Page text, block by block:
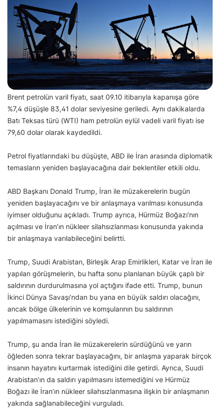
Brent petrolün varil fiyatı, saat 09.10 itibarıyla kapanışa göre
%7,4 düşüşle 83,41 dolar seviyesine geriledi. Aynı dakikalarda
Batı Teksas türü (WTI) ham petrolün eylül vadeli varil fiyatı ise
79,60 dolar olarak kaydedildi.
Petrol fiyatlarındaki bu düşüşte, ABD ile İran arasında diplomatik
temasların yeniden başlayacağına dair beklentiler etkili oldu.
ABD Başkanı Donald Trump, İran ile müzakerelerin bugün
yeniden başlayacağını ve bir anlaşmaya varılması konusunda
iyimser olduğunu açıkladı. Trump ayrıca, Hürmüz Boğazı’nın
açılması ve İran’ın nükleer silahsızlanması konusunda yakında
bir anlaşmaya varılabileceğini belirtti.
Trump, Suudi Arabistan, Birleşik Arap Emirlikleri, Katar ve İran ile
yapılan görüşmelerin, bu hafta sonu planlanan büyük çaplı bir
saldırının durdurulmasına yol açtığını ifade etti. Trump, bunun
İkinci Dünya Savaşı’ndan bu yana en büyük saldırı olacağını,
ancak bölge ülkelerinin ve komşularının bu saldırının
yapılmamasını istediğini söyledi.
Trump, şu anda İran ile müzakerelerin sürdüğünü ve yarın
öğleden sonra tekrar başlayacağını, bir anlaşma yaparak birçok
insanın hayatını kurtarmak istediğini dile getirdi. Ayrıca, Suudi
Arabistan’ın da saldırı yapılmasını istemediğini ve Hürmüz
Boğazı ile İran’ın nükleer silahsızlanmasına ilişkin bir anlaşmanın
yakında sağlanabileceğini vurguladı.